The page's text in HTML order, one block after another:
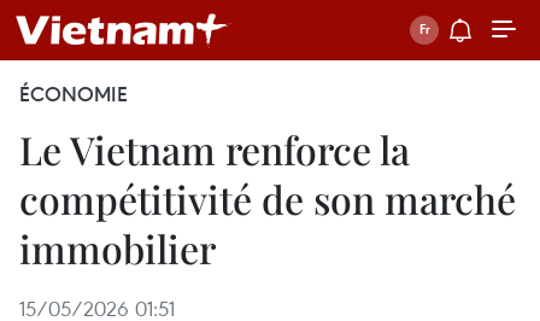
ÉCONOMIE
Le Vietnam renforce la
compétitivité de son marché
immobilier
15/05/2026 01:51